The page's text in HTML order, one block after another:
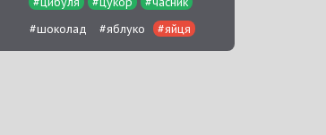
#шоколад
#яблуко #яйця